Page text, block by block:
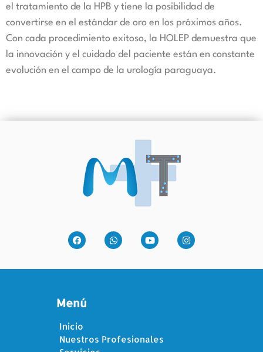
el tratamiento de la HPB y tiene la posibilidad de
convertirse en el estándar de oro en los próximos años.
Con cada procedimiento exitoso, la HOLEP demuestra que
la innovación y el cuidado del paciente están en constante
evolución en el campo de la urología paraguaya.
Menú
Inicio
Nuestros Profesionales